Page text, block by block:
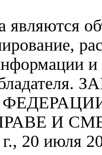
являются
и
И
20 июля